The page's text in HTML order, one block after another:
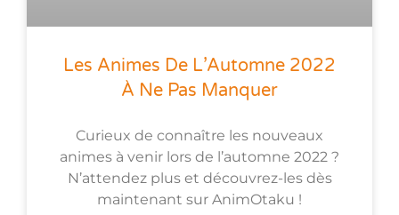
Les Animes De L’Automne 2022
À Ne Pas Manquer
Curieux de connaître les nouveaux
animes à venir lors de l’automne 2022 ?
N’attendez plus et découvrez-les dès
maintenant sur AnimOtaku !